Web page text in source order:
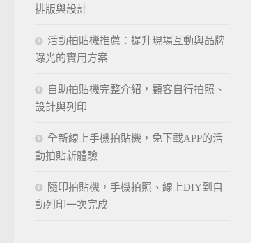
排版與設計
活動拍貼機推薦：提升現場互動與品牌
曝光的實用方案
自助拍貼機完整介紹，顧客自行拍照、
設計與列印
全新線上手機拍貼機，免下載APP的活
動拍貼新體驗
隨印拍貼機，手機拍照、線上DIY到自
動列印一次完成